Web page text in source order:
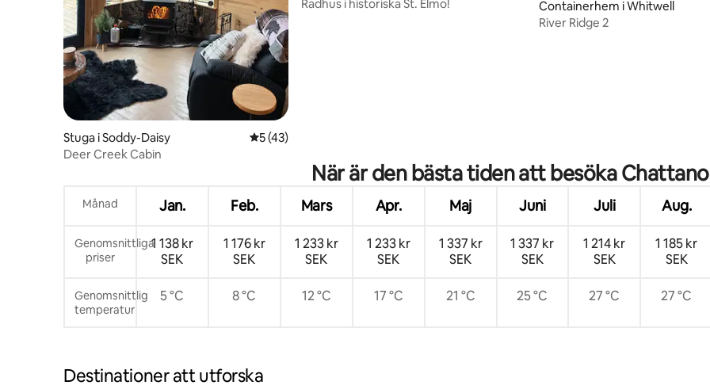
Stuga i Soddy-Daisy 5 av 5 i genomsnittligt betyg, 43 omdömen
5 (43)
Deer Creek Cabin
Radhus i historiska St. Elmo!
Containerhem i Whitwell
River Ridge 2
När är den bästa tiden att besöka
Månad Jan. Feb. Mars Apr. Maj Juni Juli Aug.
Genomsnittliga
priser
1 138 kr
SEK
1 176 kr
SEK
1 233 kr
SEK
1 233 kr
SEK
1 337 kr
SEK
1 337 kr
SEK
1 214 kr
SEK
1 185 kr
SEK
Genomsnittlig
temperatur
5 °C 8 °C 12 °C 17 °C 21 °C 25 °C 27 °C 27 °C
Destinationer att utforska